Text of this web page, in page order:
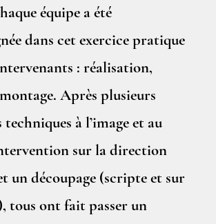
équipe a été
dans cet exercice pratique
: réalisation,
Après plusieurs
à l’image et au
sur la direction
un découpage (scripte et sur
tous ont fait passer un